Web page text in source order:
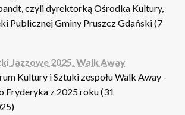
czyli dyrektorką Ośrodka Kultury,
Publicznej Gminy Pruszcz Gdański (7
Jazzowe 2025. Walk Away
Kultury i Sztuki zespołu Walk Away -
Fryderyka z 2025 roku (31